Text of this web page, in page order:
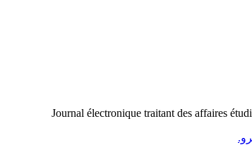
Journal électronique traitant des affaires